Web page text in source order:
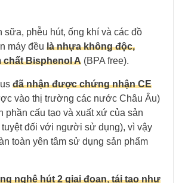
sữa, phễu hút, ống khí và các đồ
máy đều là nhựa không độc,
chất Bisphenol A (BPA free).
đã nhận được chứng nhận CE
vào thị trường các nước Châu Âu)
phần cấu tạo và xuất xứ của sản
tuyệt đối với người sử dụng), vì vậy
toàn yên tâm sử dụng sản phẩm
nghệ hút 2 giai đoạn,tái tạo như